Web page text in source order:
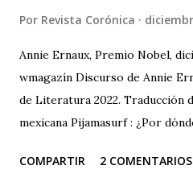
Por Revista Corónica
Annie Ernaux, Premio Nobel,
wmagazín Discurso de Annie
de Literatura 2022. Traducción
mexicana Pijamasurf : ¿Por
blanco. Como si tuviera que
COMPARTIR 2 COMENTARIOS